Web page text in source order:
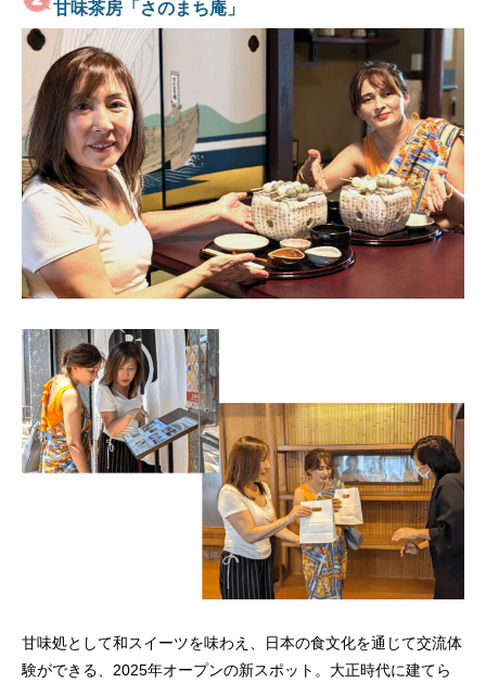
甘味茶房「さのまち庵」
甘味処として和スイーツを味わえ、日本の食文化を通じて交流体
験ができる、2025年オープンの新スポット。大正時代に建てら